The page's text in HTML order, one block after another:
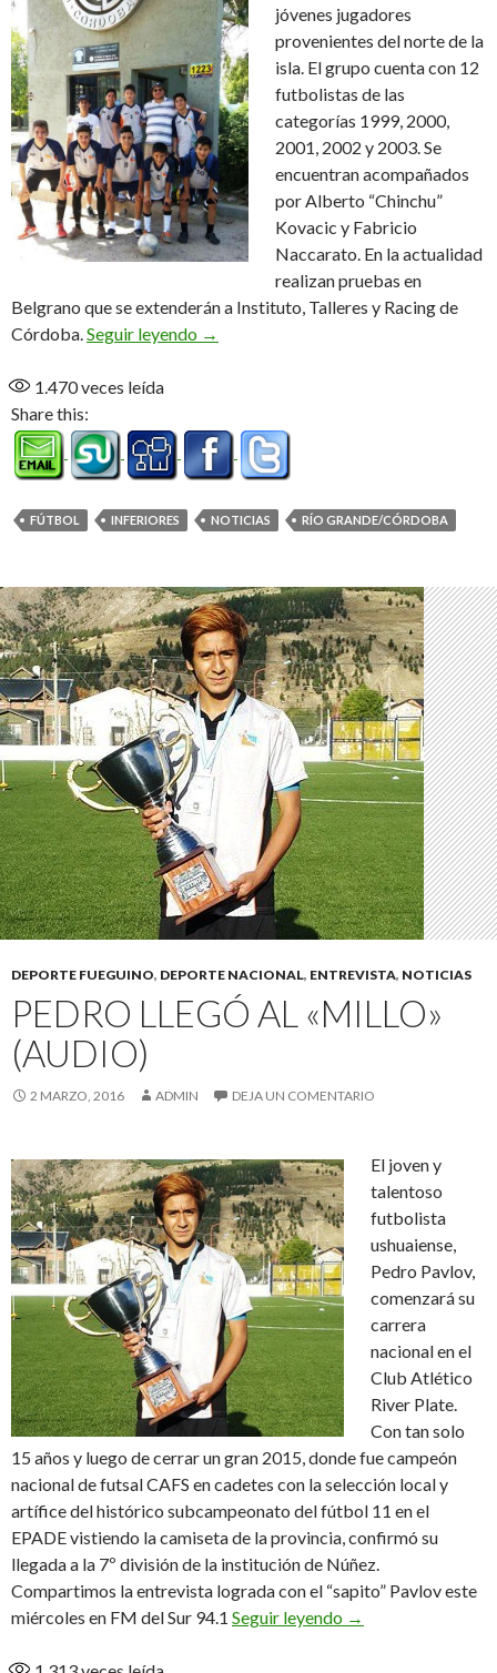
jóvenes jugadores
provenientes del norte de la
isla. El grupo cuenta con 12
futbolistas de las
categorías 1999, 2000,
2001, 2002 y 2003. Se
encuentran acompañados
por Alberto “Chinchu”
Kovacic y Fabricio
Naccarato. En la actualidad
realizan pruebas en
Belgrano que se extenderán a Instituto, Talleres y Racing de
Córdoba.Seguir leyendo Los “Pibes” de Río Grande coparon la
→
1.470veces leída
Share this:
FÚTBOL INFERIORES NOTICIAS RÍO GRANDE/CÓRDOBA
DEPORTE FUEGUINO, DEPORTE NACIONAL, ENTREVISTA, NOTICIAS
PEDRO LLEGÓ AL «MILLO»
(AUDIO)
2 MARZO, 2016 ADMIN DEJA UN COMENTARIO
El joven y
talentoso
futbolista
ushuaiense,
Pedro Pavlov,
comenzará su
carrera
nacional en el
Club Atlético
River Plate.
Con tan solo
15 años y luego de cerrar un gran 2015, donde fue campeón
nacional de futsal CAFS en cadetes con la selección local y
artífice del histórico subcampeonato del fútbol 11 en el
EPADE vistiendo la camiseta de la provincia, confirmó su
llegada a la 7º división de la institución de Núñez.
Compartimos la entrevista lograda con el “sapito” Pavlov este
miércoles en FM del Sur 94.1 Seguir leyendo Pedro llegó al
→